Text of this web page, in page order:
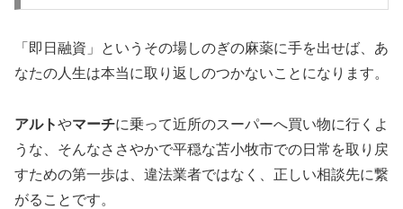
「即日融資」というその場しのぎの麻薬に手を出せば、あ
なたの人生は本当に取り返しのつかないことになります。
アルトやマーチに乗って近所のスーパーへ買い物に行くよ
うな、そんなささやかで平穏な苫小牧市での日常を取り戻
すための第一歩は、違法業者ではなく、正しい相談先に繋
がることです。